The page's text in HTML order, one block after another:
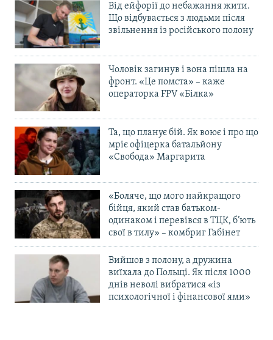
Від ейфорії до небажання жити.
Що відбувається з людьми після
звільнення із російського полону
Чоловік загинув і вона пішла на
фронт. «Це помста» – каже
операторка FPV «Білка»
Та, що планує бій. Як воює і про що
мріє офіцерка батальйону
«Свобода» Маргарита
«Боляче, що мого найкращого
бійця, який став батьком-
одинаком і перевівся в ТЦК, б’ють
свої в тилу» – комбриг Габінет
Вийшов з полону, а дружина
виїхала до Польщі. Як після 1000
днів неволі вибратися «із
психологічної і фінансової ями»